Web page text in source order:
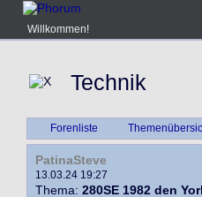
Willkommen!
Technik
Forenliste
PatinaSteve
13.03.24 19:27
Thema: 280SE 1982 den